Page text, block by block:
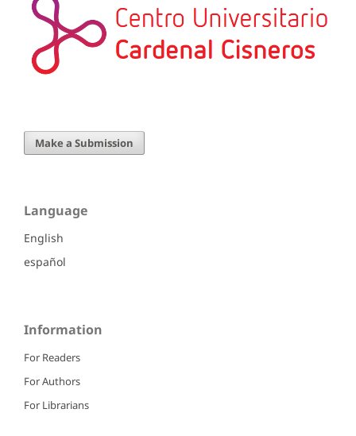
Make a Submission
Language
English
español
Information
For Readers
For Authors
For Librarians